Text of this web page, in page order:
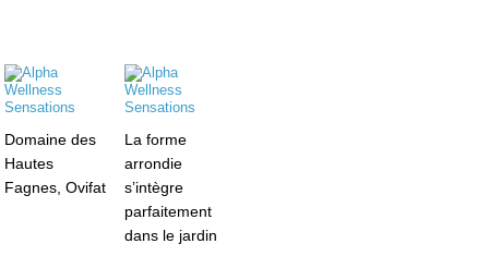
Domaine des
Hautes
Fagnes, Ovifat
La forme
arrondie
s’intègre
parfaitement
dans le jardin